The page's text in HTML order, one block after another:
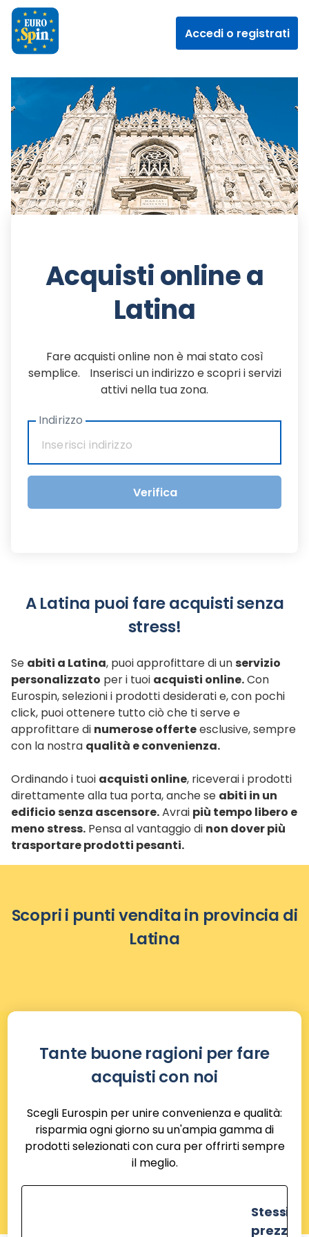
Accedi o registrati
Acquisti online a
Latina
Fare acquisti online non è mai stato così
semplice. Inserisci un indirizzo e scopri i servizi
attivi nella tua zona.
Indirizzo
Verifica
A Latina puoi fare acquisti senza
stress!
Se abiti a Latina, puoi approfittare di un servizio
personalizzato per i tuoi acquisti online.Con
Eurospin, selezioni i prodotti desiderati e, con pochi
click, puoi ottenere tutto ciò che ti serve e
approfittare di numerose offerteesclusive, sempre
con la nostra qualità e convenienza.
Ordinando i tuoi acquisti online, riceverai i prodotti
direttamente alla tua porta, anche se abiti in un
edificio senza ascensore.Avrai più tempo libero e
meno stress. Pensa al vantaggio di non dover più
trasportare prodotti pesanti.
Scopri i punti vendita in provincia di
Latina
Tante buone ragioni per fare
acquisti con noi
Scegli Eurospin per unire convenienza e qualità:
risparmia ogni giorno su un'ampia gamma di
prodotti selezionati con cura per offrirti sempre
il meglio.
Stessi
prezzi